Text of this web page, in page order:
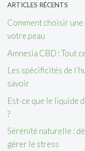
ARTICLES RÉCENTS
Comment choisir
votre peau
Amnesia CBD : Tout
Les spécificités de
savoir
Est-ce que le liquide
?
Sérénité naturelle :
gérer le stress